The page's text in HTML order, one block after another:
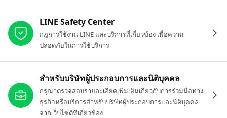
LINE Safety Center
กฎการใช้งาน LINE และบริการที่เกี่ยวข้อง เพื่อความ
ปลอดภัยในการใช้บริการ
สำหรับบริษัทผู้ประกอบการและนิติบุคคล
กรุณาตรวจสอบรายละเอียดเพิ่มเติมเกี่ยวกับการร่วมมือทาง
ธุรกิจหรือบริการสำหรับบริษัทผู้ประกอบการและนิติบุคคล
จากเว็บไซต์ที่เกี่ยวข้อง